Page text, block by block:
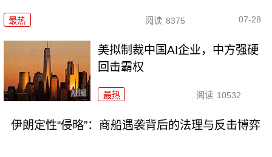
最热 阅读 8375 07-28
美拟制裁中国AI企业，中方强硬
回击霸权
最热 阅读 10532
伊朗定性“侵略”：商船遇袭背后的法理与反击博弈